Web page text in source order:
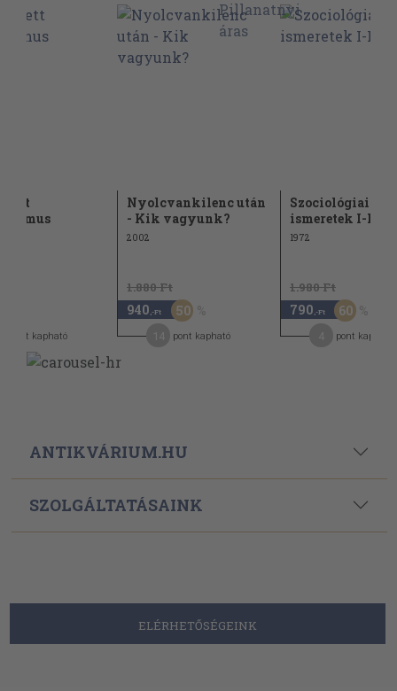
pont kapható
Nyolcvankilenc után
- Kik vagyunk?
2002
1.880 Ft
940 ,-Ft 50
pont kapható
Szociológiai
ismeretek I-II.
1972
1.980 Ft
790 ,-Ft 60
pont kapható
ANTIKVÁRIUM.HU
SZOLGÁLTATÁSAINK
ELÉRHETŐSÉGEINK